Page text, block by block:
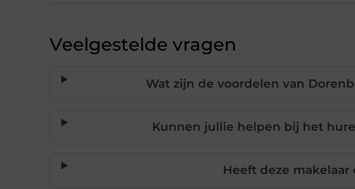
Veelgestelde vragen
Wat zijn de voordelen van
Kunnen jullie helpen bij het
Heeft deze